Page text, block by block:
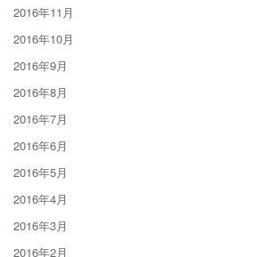
2016年11月
2016年10月
2016年9月
2016年8月
2016年7月
2016年6月
2016年5月
2016年4月
2016年3月
2016年2月